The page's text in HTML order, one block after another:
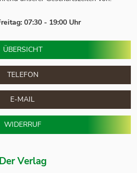
Der Verlag
07:30 - 19:00 Uhr
ÜBERSICHT
TELEFON
E-MAIL
WIDERRUF